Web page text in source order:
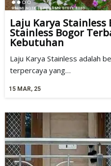
Laju Karya Stainless
Stainless Bogor
Kebutuhan
15 MAR, 25
Laju Karya Stainless adalah
terpercaya yang…